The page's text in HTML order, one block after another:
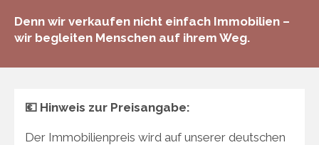
Denn wir verkaufen nicht einfach Immobilien –
wir begleiten Menschen auf ihrem Weg.
💶 Hinweis zur Preisangabe:
Der Immobilienpreis wird auf unserer deutschen